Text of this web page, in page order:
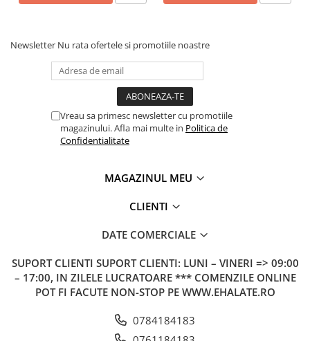
Newsletter Nu rata ofertele si promotiile noastre
Vreau sa primesc newsletter cu promotiile
magazinului. Afla mai multe in Politica de
Confidentialitate
MAGAZINUL MEU
CLIENTI
DATE COMERCIALE
SUPORT CLIENTI SUPORT CLIENTI: LUNI – VINERI => 09:00
– 17:00, IN ZILELE LUCRATOARE *** COMENZILE ONLINE
POT FI FACUTE NON-STOP PE WWW.EHALATE.RO
0784184183